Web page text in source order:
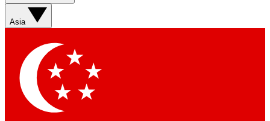
Asia